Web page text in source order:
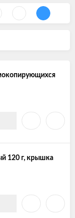
120 г, крышка